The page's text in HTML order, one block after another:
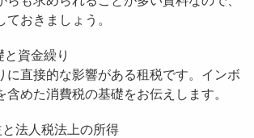
おきましょう。
資金繰り
に直接的な影響がある租税です。インボ
含めた消費税の基礎をお伝えします。
法人税法上の所得